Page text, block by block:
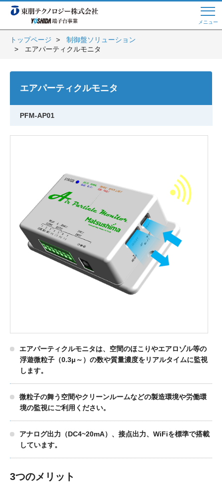
メニュー
Web商談 ご希望の方はこちら
電話・メールでお問い合わせ
トップページへ
東朋テクノロジーサイトへ
よくある質問
製品検索
個人情報保護方針
トップページ
制御盤ソリューション
エアパーティクルモニタ
エアパーティクルモニタ
PFM-AP01
エアパーティクルモニタは、空間のほこりやエアロゾル等の
浮遊微粒子（0.3μ～）の数や質量濃度をリアルタイムに監視
します。
微粒子の舞う空間やクリーンルームなどの製造環境や労働環
境の監視にご利用ください。
アナログ出力（DC4~20mA）、接点出力、WiFiを標準で搭載
しています。
3つのメリット